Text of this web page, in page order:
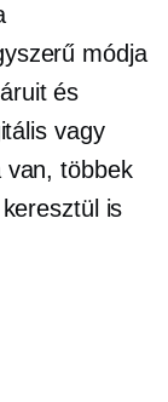
módja
és
vagy
van, többek
is